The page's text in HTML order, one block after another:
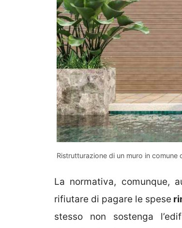
Ristrutturazione di un muro in comune
La normativa, comunque,
rifiutare di pagare le spese
stesso non sostenga